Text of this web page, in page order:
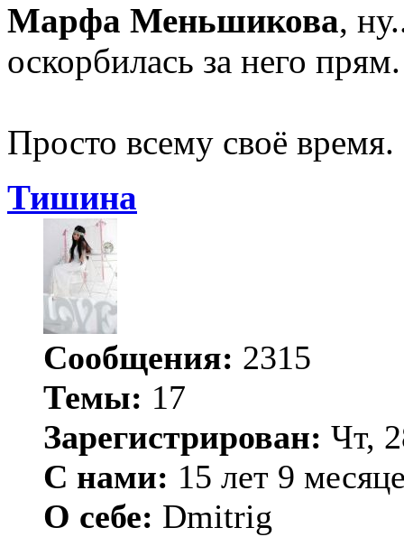
Марфа Меньшикова,
оскорбилась за него
Просто всему своё время.
Тишина
Сообщения: 2315
Темы: 17
Зарегистрирован: Чт,
С нами: 15 лет 9
О себе: Dmitrig